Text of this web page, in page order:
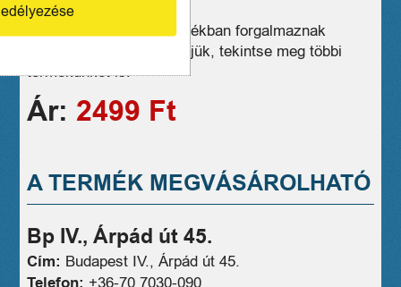
Üzleteink széles választékban forgalmaznak
hasonló eszközöket, kérjük, tekintse meg többi
termékünket is!
Ár: 2499 Ft
A TERMÉK MEGVÁSÁROLHATÓ
Bp IV., Árpád út 45.
Cím: Budapest IV., Árpád út 45.
+36-70 7030-090